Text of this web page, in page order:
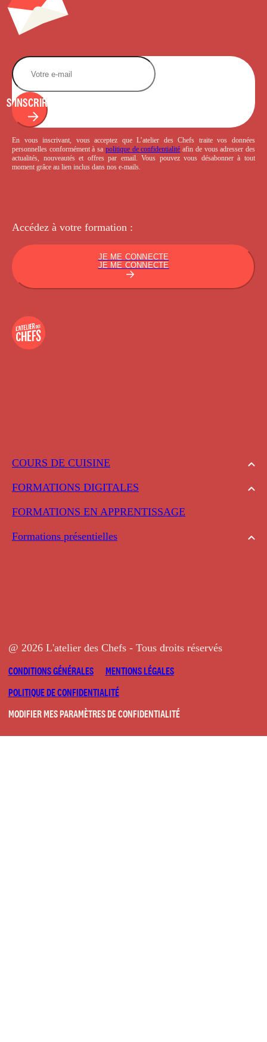
COURS DE CUISINE
FORMATIONS DIGITALES
FORMATIONS EN APPRENTISSAGE
Formations présentielles
S'INSCRIRE
En vous inscrivant, vous acceptez que L’atelier des Chefs traite vos données
personnelles conformément à sa politique de confidentialité afin de vous adresser des
actualités, nouveautés et offres par email. Vous pouvez vous désabonner à tout
moment grâce au lien inclus dans nos e-mails.
Accédez à votre formation :
JE ME CONNECTE
JE ME CONNECTE
@ 2026 L'atelier des Chefs - Tous droits réservés
CONDITIONS GÉNÉRALES
MENTIONS LÉGALES
POLITIQUE DE CONFIDENTIALITÉ
MODIFIER MES PARAMÈTRES DE CONFIDENTIALITÉ